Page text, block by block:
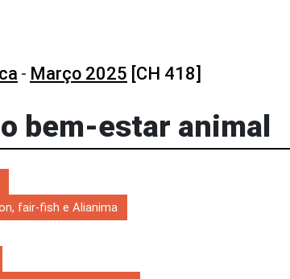
- Março 2025 [CH 418]
bem-estar animal
fair-fish e Alianima